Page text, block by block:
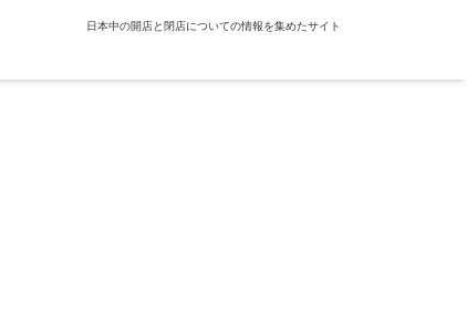
日本中の開店と閉店についての情報を集めたサイト